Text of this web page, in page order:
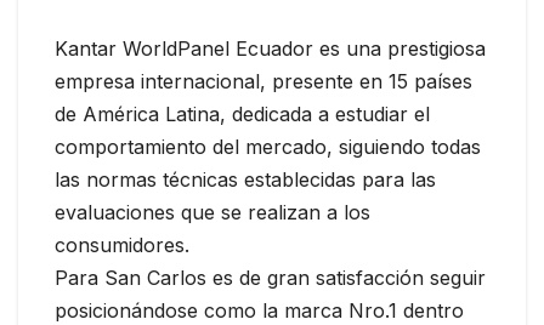
Kantar WorldPanel Ecuador es una prestigiosa
empresa internacional, presente en 15 países
de América Latina, dedicada a estudiar el
comportamiento del mercado, siguiendo todas
las normas técnicas establecidas para las
evaluaciones que se realizan a los
consumidores.
Para San Carlos es de gran satisfacción seguir
posicionándose como la marca Nro.1 dentro